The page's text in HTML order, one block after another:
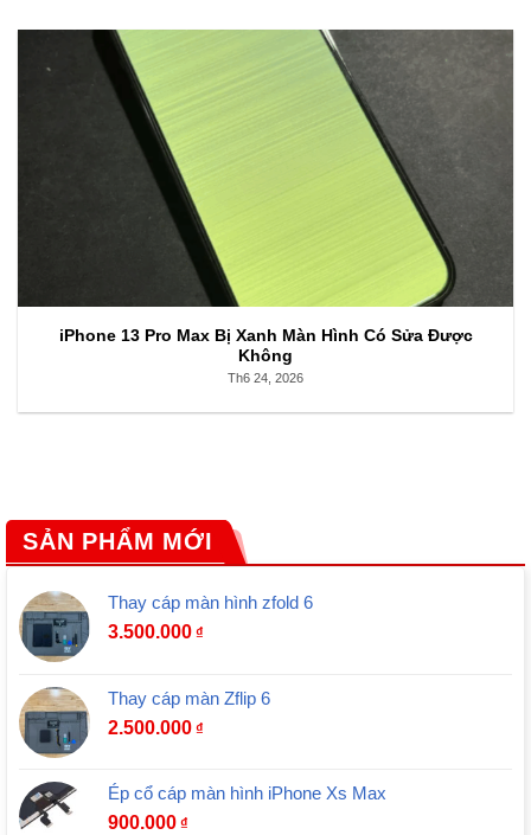
iPhone 13 Pro Max Bị Xanh Màn Hình Có Sửa Được
Không
Th6 24, 2026
SẢN PHẨM MỚI
Thay cáp màn hình zfold 6
3.500.000 ₫
Thay cáp màn Zflip 6
2.500.000 ₫
Ép cổ cáp màn hình iPhone Xs Max
900.000 ₫